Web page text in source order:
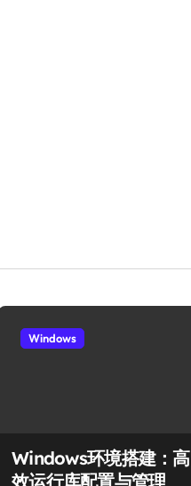
Windows
Windows环境搭建：高
效运行库配置与管理